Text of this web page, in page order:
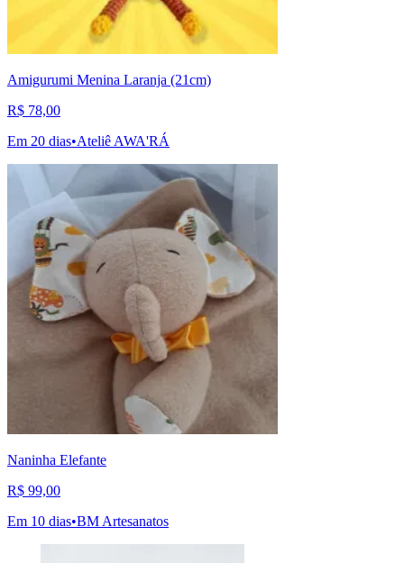
Amigurumi Menina Laranja (21cm)
R$ 78,00
Em 20 dias•Ateliê AWA'RÁ
Naninha Elefante
R$ 99,00
Em 10 dias•BM Artesanatos